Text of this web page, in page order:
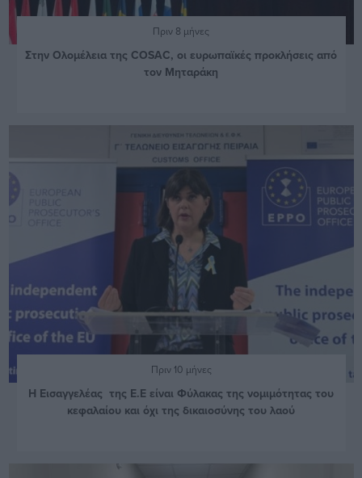
Πριν 8 μήνες
Στην Ολομέλεια της COSAC, οι ευρωπαϊκές προκλήσεις από
τον Μηταράκη
Πριν 10 μήνες
Η Εισαγγελέας της Ε.Ε είναι Φύλακας της νομιμότητας του
κεφαλαίου και όχι της δικαιοσύνης του λαού